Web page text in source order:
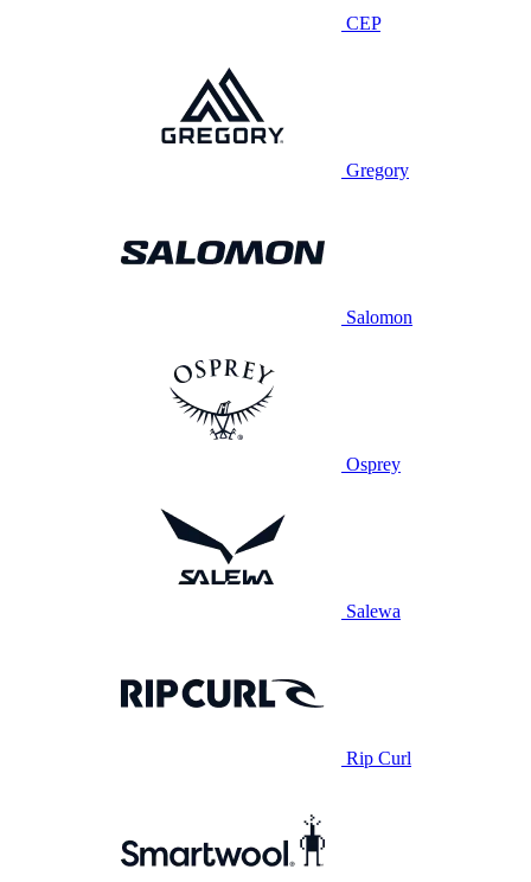
CEP
Gregory
Salomon
Osprey
Salewa
Rip Curl